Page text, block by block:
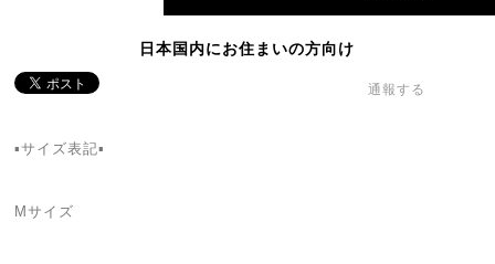
日本国内にお住まいの方向け
通報する
▪️サイズ表記▪️
Mサイズ